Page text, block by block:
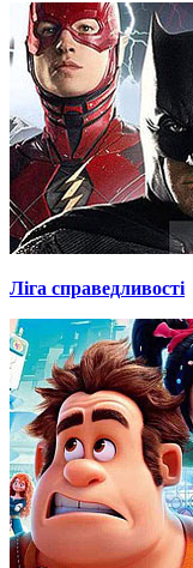
Ліга справедливості